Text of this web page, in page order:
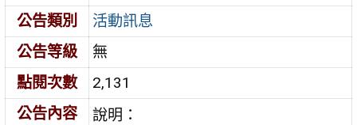
公告類別
活動訊息
公告等級
無
點閱次數
2,131
公告內容
說明：